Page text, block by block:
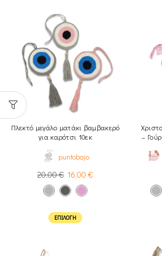
Πλεκτό μεγάλο ματάκι βαμβακερό
για καρότσι 10εκ
puntobajo
20,00€ 16,00 €
ΕΠΙΛΟΓΉ
–